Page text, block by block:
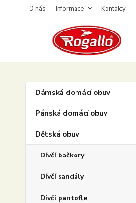
O nás Informace Kontakty
Dámská domácí obuv
Pánská domácí obuv
Dětská obuv
Dívčí bačkory
Dívčí sandály
Dívčí pantofle